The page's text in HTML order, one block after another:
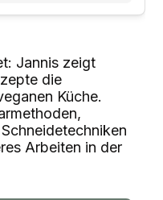
Jannis zeigt
die
Küche.
Arbeiten in der